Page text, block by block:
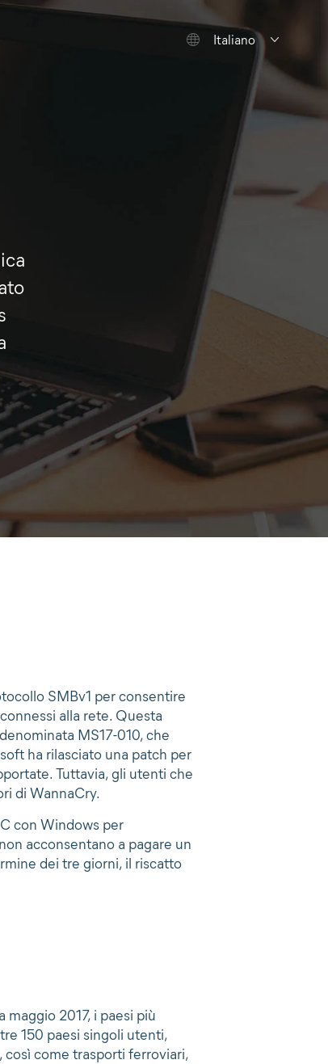
Italiano
SMBv1 per consentire
alla rete. Questa
MS17-010, che
ha rilasciato una patch per
Tuttavia, gli utenti che
di WannaCry.
con Windows per
acconsentano a pagare un
dei tre giorni, il riscatto
2017, i paesi più
150 paesi singoli utenti,
così come trasporti ferroviari,